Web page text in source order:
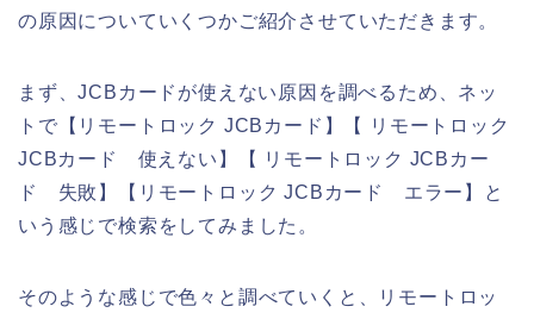
の原因についていくつかご紹介させていただきます。
まず、JCBカードが使えない原因を調べるため、ネッ
トで【リモートロック JCBカード】【 リモートロック
JCBカード 使えない】【 リモートロック JCBカー
ド 失敗】【リモートロック JCBカード エラー】と
いう感じで検索をしてみました。
そのような感じで色々と調べていくと、リモートロッ